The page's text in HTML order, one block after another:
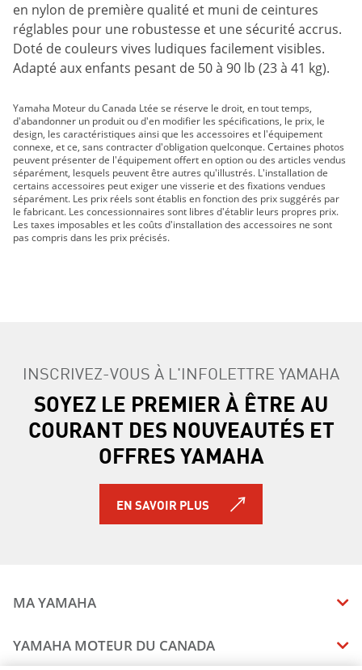
en nylon de première qualité et muni de ceintures
réglables pour une robustesse et une sécurité accrus.
Doté de couleurs vives ludiques facilement visibles.
Adapté aux enfants pesant de 50 à 90 lb (23 à 41 kg).
Yamaha Moteur du Canada Ltée se réserve le droit, en tout temps,
d'abandonner un produit ou d'en modifier les spécifications, le prix, le
design, les caractéristiques ainsi que les accessoires et l'équipement
connexe, et ce, sans contracter d'obligation quelconque. Certaines photos
peuvent présenter de l'équipement offert en option ou des articles vendus
séparément, lesquels peuvent être autres qu'illustrés. L'installation de
certains accessoires peut exiger une visserie et des fixations vendues
séparément. Les prix réels sont établis en fonction des prix suggérés par
le fabricant. Les concessionnaires sont libres d'établir leurs propres prix.
Les taxes imposables et les coûts d'installation des accessoires ne sont
pas compris dans les prix précisés.
INSCRIVEZ-VOUS À L'INFOLETTRE YAMAHA
SOYEZ LE PREMIER À ÊTRE AU
COURANT DES NOUVEAUTÉS ET
OFFRES YAMAHA
EN SAVOIR PLUS
MA YAMAHA
MANUELS
ÉTAT DES RAPPELS DE VOTRE VÉHICULE
YAMAHA MOTEUR DU CANADA